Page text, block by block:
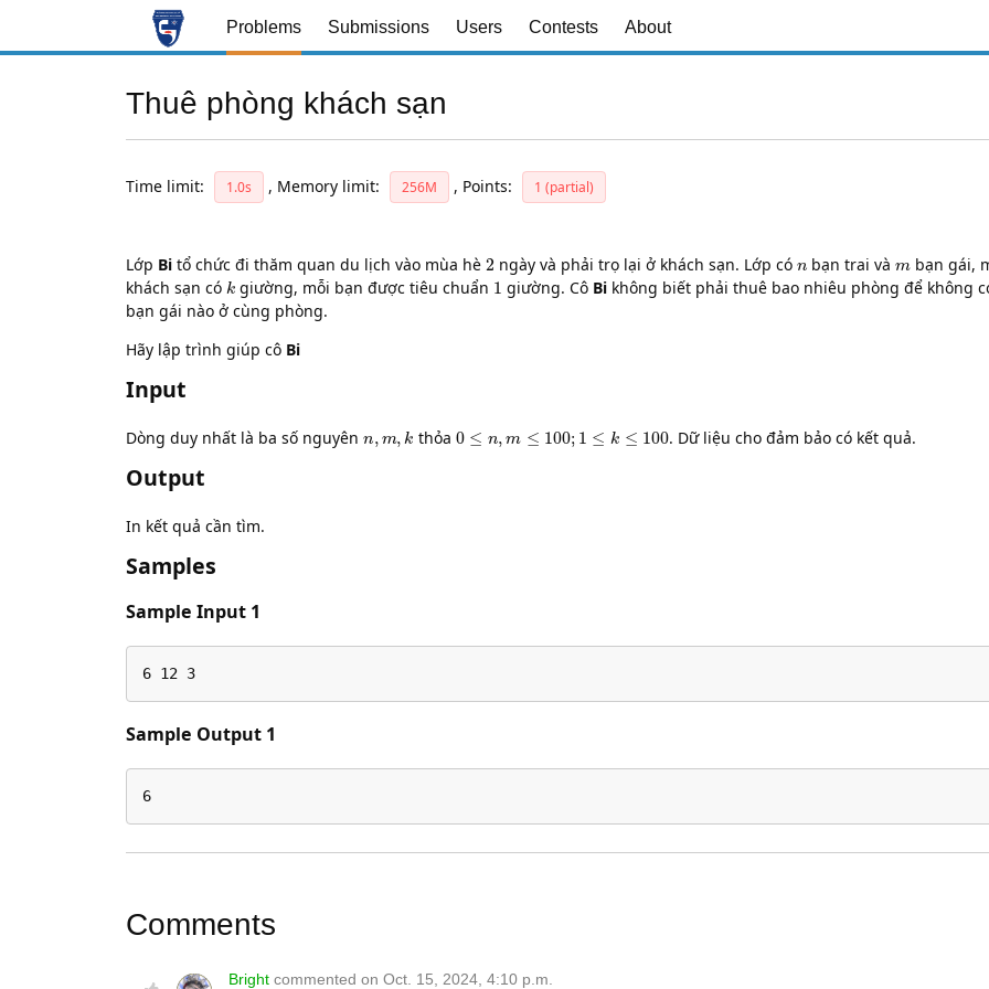
Problems Submissions Users Contests About
Thuê phòng khách sạn
Time limit: 1.0s , Memory limit: 256M , Points: 1 (partial)
Lớp Bi tổ chức đi thăm quan du lịch vào mùa hè
2
ngày và phải trọ lại ở khách sạn. Lớp có bạn trai và
bạn gái,
khách sạn có
k
giường, mỗi bạn được tiêu chuẩn
1
giường. Cô Bi không biết phải thuê bao nhiêu phòng để không
bạn gái nào ở cùng phòng.
Hãy lập trình giúp cô Bi
Input
Dòng duy nhất là ba số nguyên thỏa . Dữ liệu cho đảm bảo có kết quả.
Output
In kết quả cần tìm.
Samples
Sample Input 1
6 12 3
Sample Output 1
6
Comments
Bright commented on Oct. 15, 2024, 4:10 p.m.